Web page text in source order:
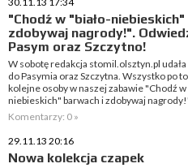
"Chodź w "biało-
zdobywaj nagrody!".
Pasym oraz Szczytno!
W sobotę redakcja stomil.olsztyn.pl
do Pasymia oraz Szczytna. Wszystko po
kolejne osoby w naszej zabawie "Chodź w
niebieskich" barwach i zdobywaj
Komentarzy: 0 »
29.11.13 20:16
Nowa kolekcja czapek